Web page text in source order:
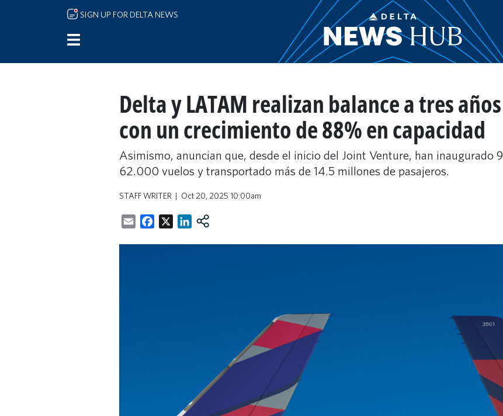
Skip to main content
SIGN UP FOR DELTA NEWS
Delta y LATAM realizan balance a tres
con un crecimiento de 88% en capacidad
Asimismo, anuncian que, desde el inicio del Joint Venture, han inaugurado
62.000 vuelos y transportado más de 14.5 millones de pasajeros.
STAFF WRITER Oct 20, 2025 10:00am
EmailFacebookLinkedIn